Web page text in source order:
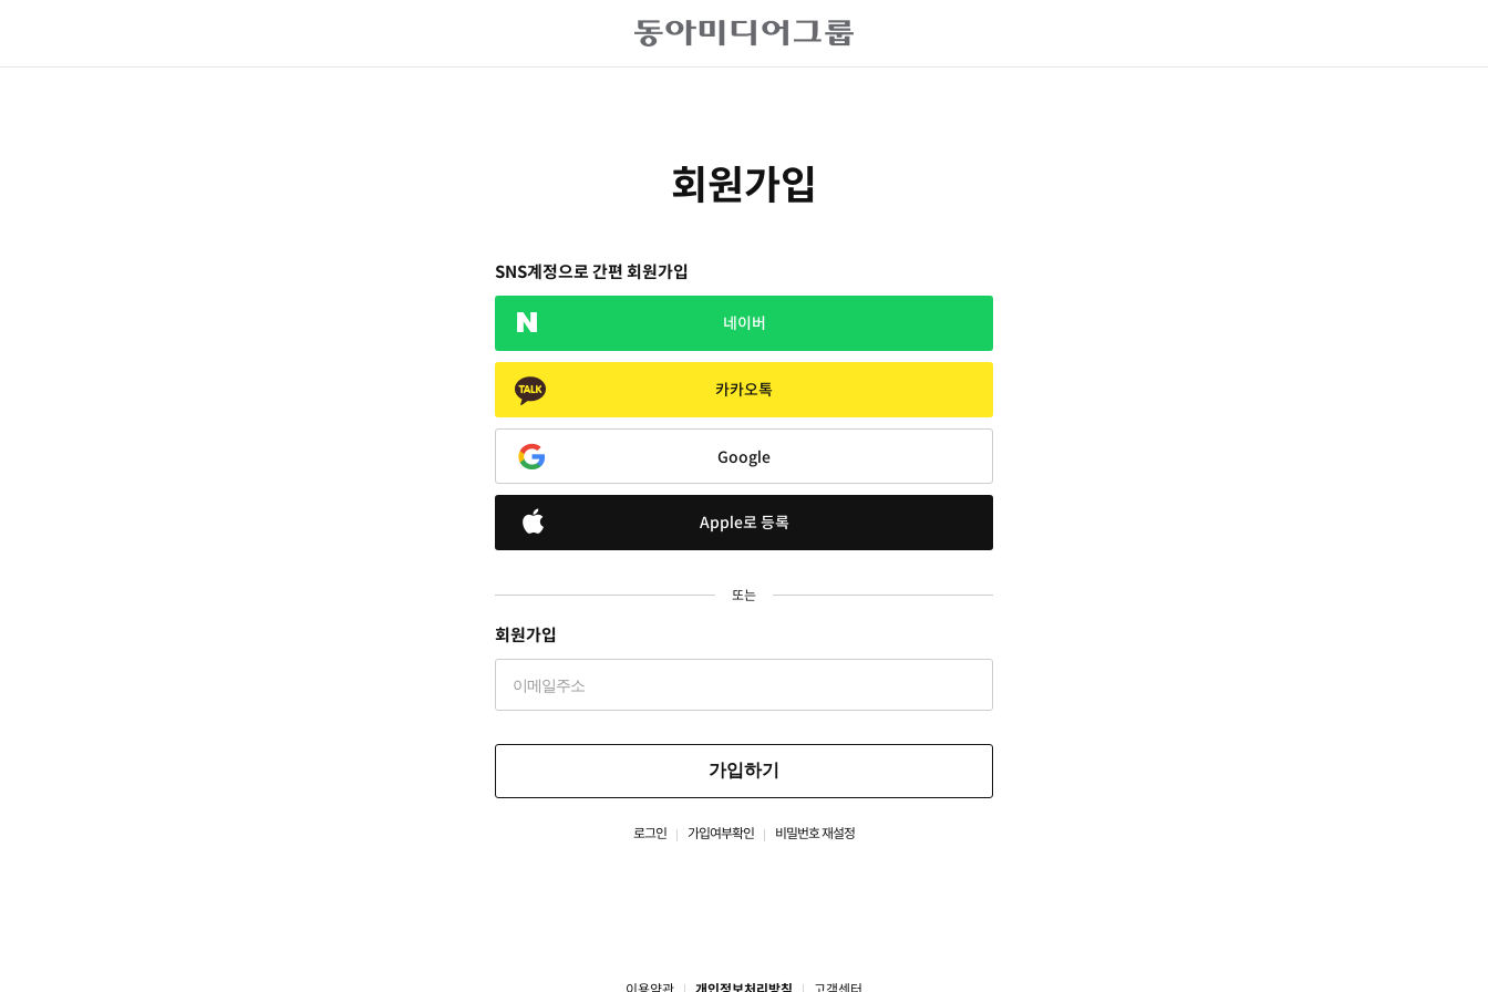
회원가입
SNS계정으로 간편 회원가입
네이버
카카오톡
Google
Apple로 등록
또는
회원가입
가입하기
로그인 가입여부확인 비밀번호 재설정